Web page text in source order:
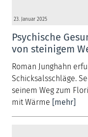
23. Januar 2025
Psychische
von steinigem
Roman Junghahn
Schicksalsschläge.
seinem Weg zum
mit Wärme [mehr]